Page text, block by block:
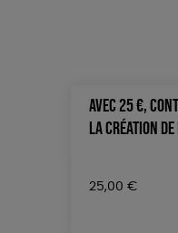
AVEC 25 €,
LA CRÉATION
25,00 €